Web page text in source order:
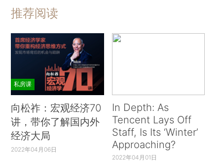
推荐阅读
私房课
向松祚：宏观经济70
讲，带你了解国内外
经济大局
2022年04月06日
In Depth: As
Tencent Lays Off
Staff, Is Its ‘Winter’
Approaching?
2022年04月01日